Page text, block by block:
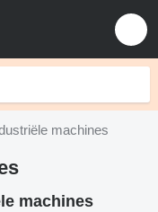
machines
machines